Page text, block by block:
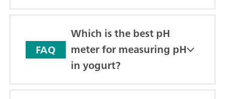
FAQ
Which is the best pH
meter for measuring pH
in yogurt?